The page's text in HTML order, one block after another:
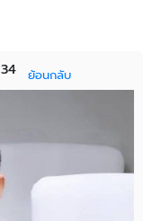
34 ย้อนกลับ